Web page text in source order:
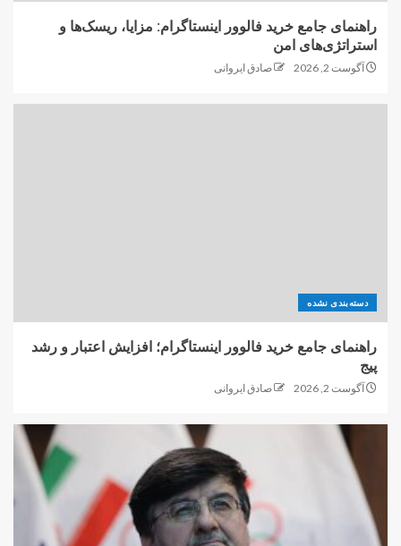
راهنمای جامع خرید فالوور اینستاگرام: مزایا، ریسک‌ها و
استراتژی‌های امن
آگوست 2, 2026 صادق ایروانی
دسته‌بندی نشده
راهنمای جامع خرید فالوور اینستاگرام؛ افزایش اعتبار و رشد
پیج
آگوست 2, 2026 صادق ایروانی